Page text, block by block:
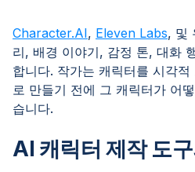
Character.AI, Eleven Labs, 및
리, 배경 이야기, 감정 톤, 대화
합니다. 작가는 캐릭터를 시각
로 만들기 전에 그 캐릭터가 어
습니다.
AI 캐릭터 제작 도